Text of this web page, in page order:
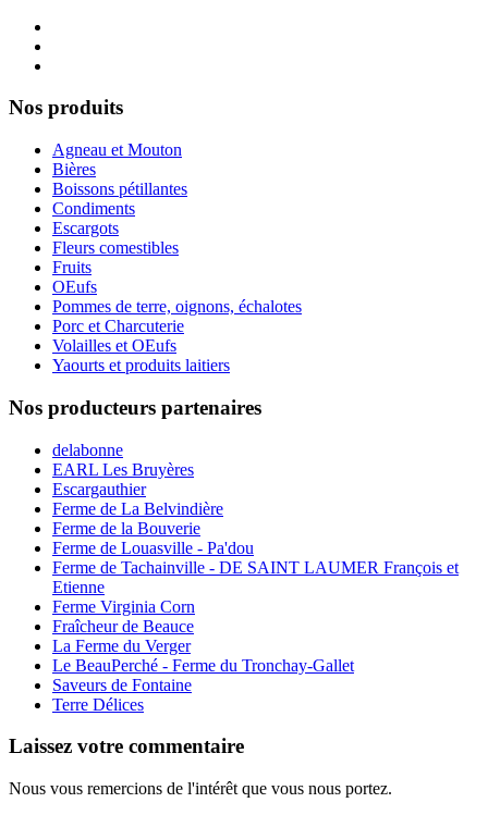
Nos produits
Agneau et Mouton
Bières
Boissons pétillantes
Condiments
Escargots
Fleurs comestibles
Fruits
OEufs
Pommes de terre, oignons, échalotes
Porc et Charcuterie
Volailles et OEufs
Yaourts et produits laitiers
Nos producteurs partenaires
delabonne
EARL Les Bruyères
Escargauthier
Ferme de La Belvindière
Ferme de la Bouverie
Ferme de Louasville - Pa'dou
Ferme de Tachainville - DE SAINT LAUMER François et
Etienne
Ferme Virginia Corn
Fraîcheur de Beauce
La Ferme du Verger
Le BeauPerché - Ferme du Tronchay-Gallet
Saveurs de Fontaine
Terre Délices
Laissez votre commentaire
Nous vous remercions de l'intérêt que vous nous portez.